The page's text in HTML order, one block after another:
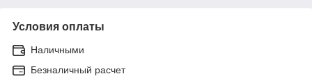
Условия оплаты
Наличными
Безналичный расчет